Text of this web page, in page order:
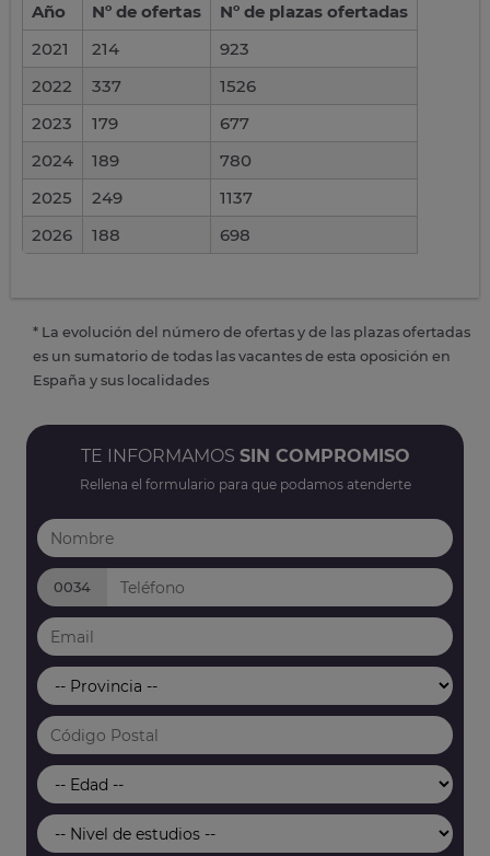
Año Nº de ofertas
Nº de plazas ofertadas
2021
214
923
2022
337
1526
2023
179
677
2024
189
780
2025
249
1137
2026
188 698
* La evolución del número de ofertas y de las plazas ofertadas
es un sumatorio de todas las vacantes de esta oposición en
España y sus localidades
TE INFORMAMOS SIN COMPROMISO
Rellena el formulario para que podamos atenderte
0034